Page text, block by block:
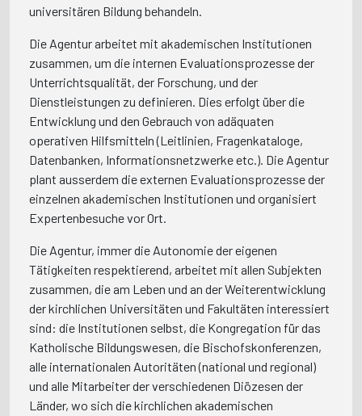
universitären Bildung behandeln.
Die Agentur arbeitet mit akademischen Institutionen
zusammen, um die internen Evaluationsprozesse der
Unterrichtsqualität, der Forschung, und der
Dienstleistungen zu definieren. Dies erfolgt über die
Entwicklung und den Gebrauch von adäquaten
operativen Hilfsmitteln (Leitlinien, Fragenkataloge,
Datenbanken, Informationsnetzwerke etc.). Die Agentur
plant ausserdem die externen Evaluationsprozesse der
einzelnen akademischen Institutionen und organisiert
Expertenbesuche vor Ort.
Die Agentur, immer die Autonomie der eigenen
Tätigkeiten respektierend, arbeitet mit allen Subjekten
zusammen, die am Leben und an der Weiterentwicklung
der kirchlichen Universitäten und Fakultäten interessiert
sind: die Institutionen selbst, die Kongregation für das
Katholische Bildungswesen, die Bischofskonferenzen,
alle internationalen Autoritäten (national und regional)
und alle Mitarbeiter der verschiedenen Diözesen der
Länder, wo sich die kirchlichen akademischen